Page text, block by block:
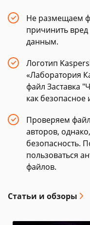
Не размещаем
причинить
данным.
Логотип
«Лаборатория
файл Заставка
как
Проверяем
авторов,
безопасность.
пользоваться
файлов.
Статьи и обзоры